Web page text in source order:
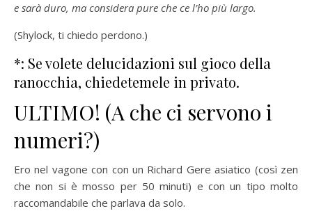
e sarà duro, ma considera pure che ce l’ho più largo.
(Shylock, ti chiedo perdono.)
*: Se volete delucidazioni sul gioco della
ranocchia, chiedetemele in privato.
ULTIMO! (A che ci servono i
numeri?)
Ero nel vagone con con un Richard Gere asiatico (così zen
che non si è mosso per 50 minuti) e con un tipo molto
raccomandabile che parlava da solo.